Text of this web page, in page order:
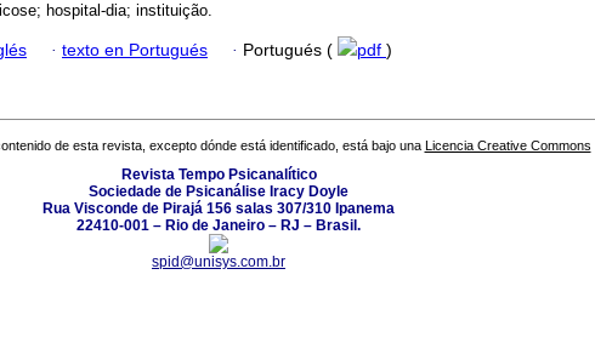
hospital-dia; instituição.
· texto en Portugués · Portugués ( pdf )
de esta revista, excepto dónde está identificado, está bajo una Licencia Creative Commons
Revista Tempo Psicanalítico
Sociedade de Psicanálise Iracy Doyle
Rua Visconde de Pirajá 156 salas 307/310 Ipanema
22410-001 – Rio de Janeiro – RJ – Brasil.
spid@unisys.com.br